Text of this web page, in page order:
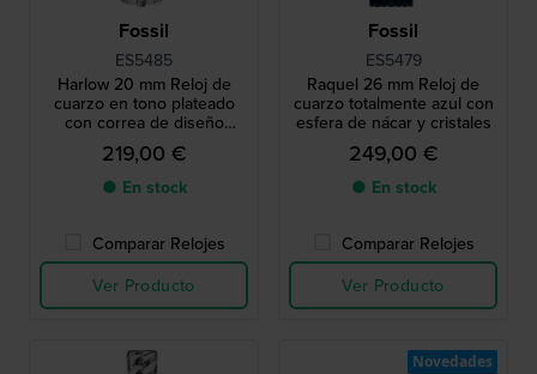
Fossil
ES5485
Harlow 20 mm Reloj de
cuarzo en tono plateado
con correa de diseño
vintage y caja octogonal
219,00 €
● En stock
Comparar Relojes
Ver Producto
Fossil
ES5479
Raquel 26 mm Reloj de
cuarzo totalmente azul con
esfera de nácar y cristales
249,00 €
● En stock
Comparar Relojes
Ver Producto
Novedades